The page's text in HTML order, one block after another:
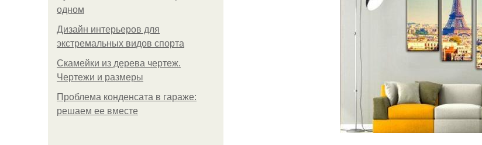
одном
Дизайн интерьеров для
экстремальных видов спорта
Скамейки из дерева чертеж.
Чертежи и размеры
Проблема конденсата в гараже:
решаем ее вместе